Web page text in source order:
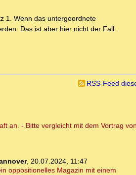
1. Wenn das untergeordnete
Das ist aber hier nicht der Fall.
RSS-Feed
an. - Bitte vergleicht mit dem Vortrag
, 20.07.2024, 11:47
oppositionelles Magazin mit einem